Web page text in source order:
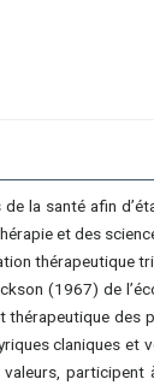
la santé afin
et des
thérapeutique
(1967) de
des
claniques et
participent